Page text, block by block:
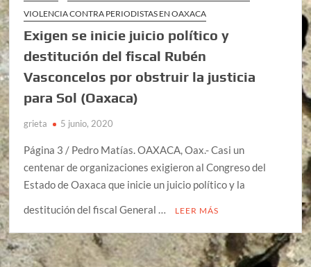
VIOLENCIA CONTRA PERIODISTAS EN OAXACA
Exigen se inicie juicio político y
destitución del fiscal Rubén
Vasconcelos por obstruir la justicia
para Sol (Oaxaca)
grieta 5 junio, 2020
Página 3 / Pedro Matías. OAXACA, Oax.- Casi un
centenar de organizaciones exigieron al Congreso del
Estado de Oaxaca que inicie un juicio político y la
destitución del fiscal General …
LEER MÁS